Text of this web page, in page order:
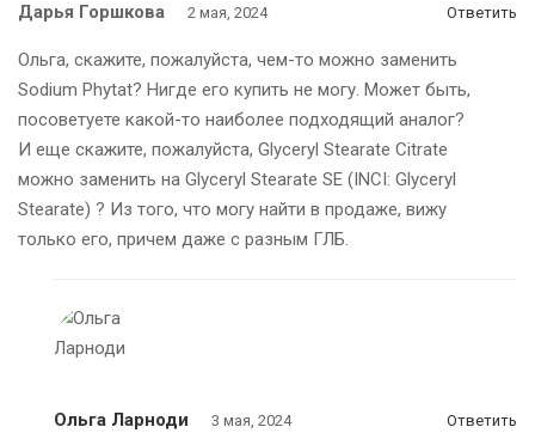
Дарья Горшкова 2 мая, 2024 Ответить
Ольга, скажите, пожалуйста, чем-то можно заменить
Sodium Phytat? Нигде его купить не могу. Может быть,
посоветуете какой-то наиболее подходящий аналог?
И еще скажите, пожалуйста, Glyceryl Stearate Citrate
можно заменить на Glyceryl Stearate SE (INCI: Glyceryl
Stearate) ? Из того, что могу найти в продаже, вижу
только его, причем даже с разным ГЛБ.
Ольга Ларноди 3 мая, 2024 Ответить